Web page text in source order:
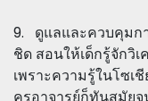
9. ดูแลและควบคุมก
ชิด สอนให้เด็กรู้จักวิ
เพราะความรู้ในโซเ
ครูอาจารย์ก็ทันสมัยจ